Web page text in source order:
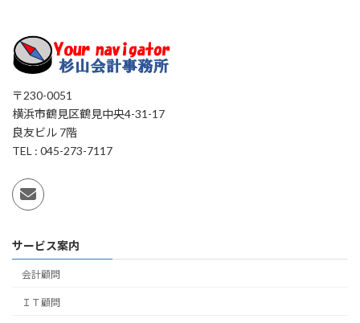
〒230-0051
横浜市鶴見区鶴見中央4-31-17
良友ビル 7階
TEL : 045-273-7117
サービス案内
会計顧問
ＩＴ顧問